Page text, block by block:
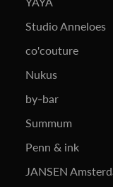
Studio Anneloes
co'couture
Nukus
by-bar
Summum
Penn & ink
JANSEN